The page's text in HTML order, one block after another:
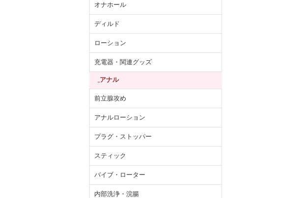
オナホール
ディルド
ローション
充電器・関連グッズ
アナル
前立腺攻め
アナルローション
プラグ・ストッパー
スティック
バイブ・ローター
内部洗浄・浣腸